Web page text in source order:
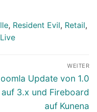
, Resident Evil, Retail,
WEITER
Beitrag:
Update von 1.0
auf 3.x und Fireboard
auf Kunena